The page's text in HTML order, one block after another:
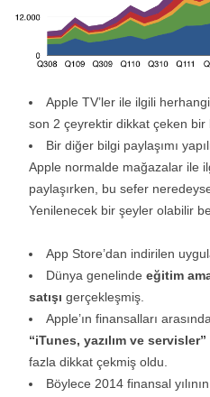
Apple TV’ler ile ilgili
son 2 çeyrektir dikkat çeken bir
Bir diğer bilgi paylaşımı
Apple normalde mağazalar ile
paylaşırken, bu sefer
Yenilenecek bir şeyler olabilir
App Store’dan indirilen
Dünya genelinde eğitim
satışı gerçekleşmiş.
Apple’ın finansalları
“iTunes, yazılım ve servisler”
fazla dikkat çekmiş oldu.
Böylece 2014 finansal yılının